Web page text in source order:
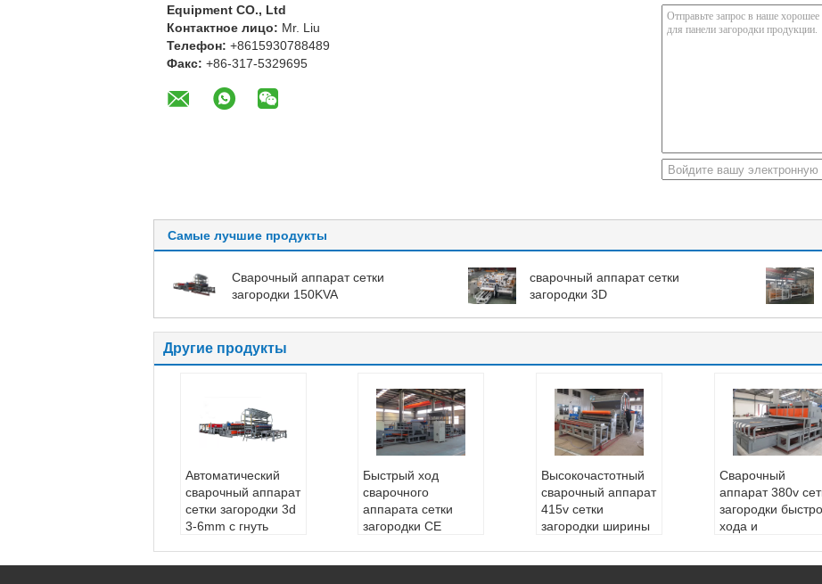
Equipment CO., Ltd
Контактное лицо: Mr. Liu
Телефон: +8615930788489
Факс: +86-317-5329695
Самые лучшие продукты
Сварочный аппарат сетки
загородки 150KVA
сварочный аппарат сетки
загородки 3D
Другие продукты
Автоматический
сварочный аппарат
сетки загородки 3d
3-6mm с гнуть
Быстрый ход
сварочного
аппарата сетки
загородки CE
Высокочастотный
сварочный аппарат
415v сетки
загородки ширины
Сварочный
аппарат 380v
загородки
хода и